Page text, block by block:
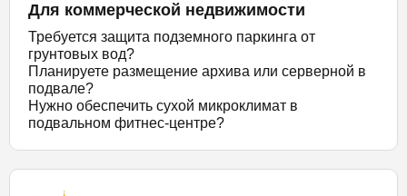
Для коммерческой недвижимости
Требуется защита подземного паркинга от
грунтовых вод?
Планируете размещение архива или серверной в
подвале?
Нужно обеспечить сухой микроклимат в
подвальном фитнес-центре?